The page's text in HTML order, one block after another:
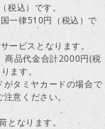
税込）です。
一律510円（税込）で
ービスとなります。
商品代金合計2000円(税
ます。
タミヤカードの場合で
意ください。
となります。